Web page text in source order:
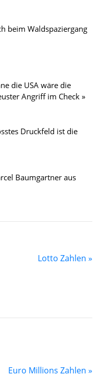
beim Waldspaziergang
die USA wäre die
Angriff im Check »
Druckfeld ist die
Baumgartner aus
Lotto Zahlen »
Euro Millions Zahlen »